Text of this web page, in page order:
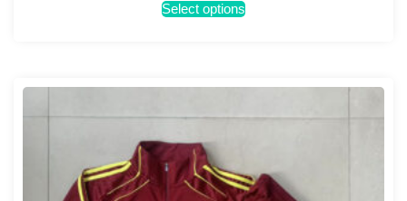
Select options